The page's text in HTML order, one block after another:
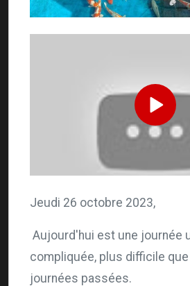
Jeudi 26 octobre 2023,
Aujourd'hui est une journée
compliquée, plus difficile
journées passées.